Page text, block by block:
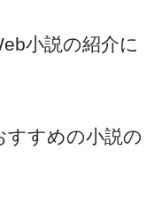
小説の紹介に
すすめの小説の